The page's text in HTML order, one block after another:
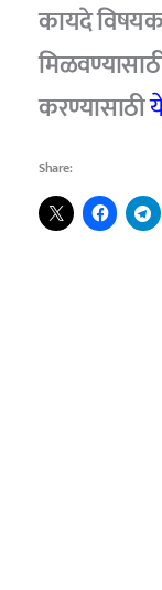
कायदे विषयक
करण्यासाठी
Share: